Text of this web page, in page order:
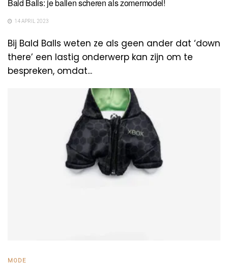
Bald Balls: je ballen scheren als zomermodel!
14 APRIL 2023
Bij Bald Balls weten ze als geen ander dat ‘down
there’ een lastig onderwerp kan zijn om te
bespreken, omdat...
MODE